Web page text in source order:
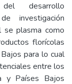
desarrollo
investigación
se plasma como
florícolas
para lo cual
entre los
y Países Bajos